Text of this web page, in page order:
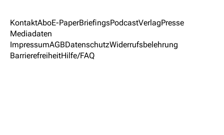
KontaktAboE-PaperBriefingsPodcastVerlagPresse
Mediadaten
ImpressumAGBDatenschutzWiderrufsbelehrung
BarrierefreiheitHilfe/FAQ